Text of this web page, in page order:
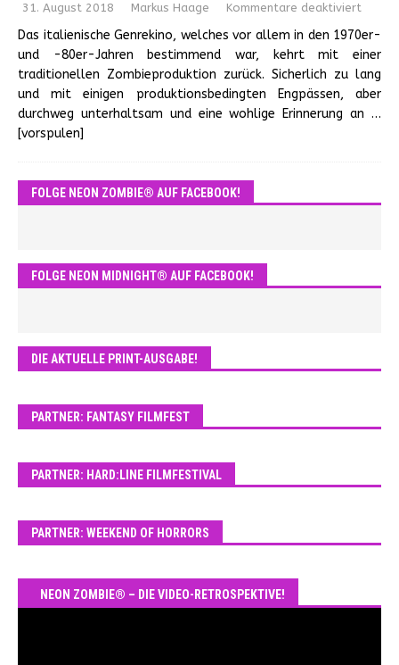
31. August 2018 Markus Haage Kommentare deaktiviert
Das italienische Genrekino, welches vor allem in den 1970er-
und -80er-Jahren bestimmend war, kehrt mit einer
traditionellen Zombieproduktion zurück. Sicherlich zu lang
und mit einigen produktionsbedingten Engpässen, aber
durchweg unterhaltsam und eine wohlige Erinnerung an …
[vorspulen]
FOLGE NEON ZOMBIE® AUF FACEBOOK!
FOLGE NEON MIDNIGHT® AUF FACEBOOK!
DIE AKTUELLE PRINT-AUSGABE!
PARTNER: FANTASY FILMFEST
PARTNER: HARD:LINE FILMFESTIVAL
PARTNER: WEEKEND OF HORRORS
NEON ZOMBIE® – DIE VIDEO-RETROSPEKTIVE!